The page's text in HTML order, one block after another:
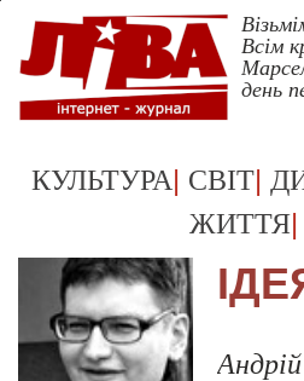
Всім
день
КУЛЬТУРА| СВІТ|
ЖИТТЯ|